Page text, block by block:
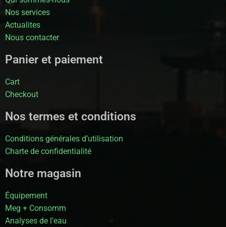
Nos services
Actualites
Nous contacter
Panier et paiement
Cart
Checkout
Nos termes et conditions
Conditions générales d’utilisation
Charte de confidentialité
Notre magasin
Équipement
Meg + Consomm
Analyses de l’eau